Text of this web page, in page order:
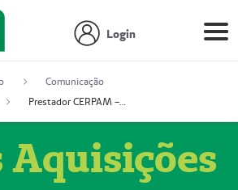
Login
Comunicação
Prestador CERPAM – Centro de Reabilitação S/S Ltda-ME (52004274-8)
Aquisições